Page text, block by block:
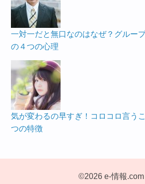
一対一だと無口なのはなぜ？グルー
の４つの心理
気が変わるの早すぎ！コロコロ言う
つの特徴
©2026 e-情報.com